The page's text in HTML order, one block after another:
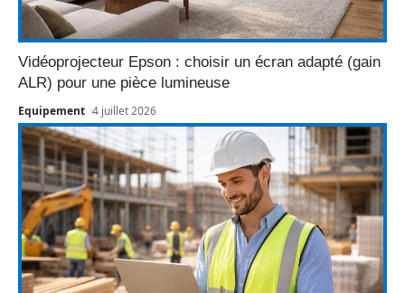
Vidéoprojecteur Epson : choisir un écran adapté (gain
ALR) pour une pièce lumineuse
Equipement 4 juillet 2026